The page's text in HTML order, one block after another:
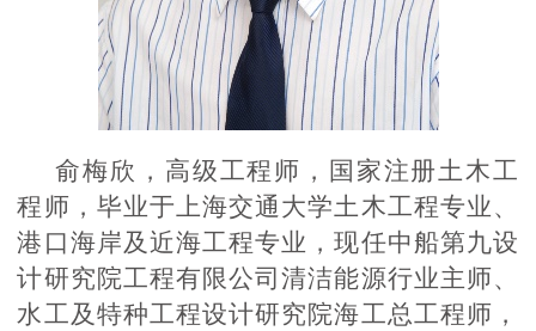
俞梅欣，高级工程师，国家注册土木工
程师，毕业于上海交通大学土木工程专业、
港口海岸及近海工程专业，现任中船第九设
计研究院工程有限公司清洁能源行业主师、
水工及特种工程设计研究院海工总工程师，